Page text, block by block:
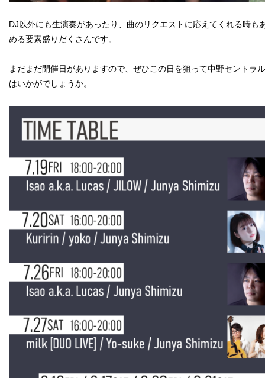
DJ以外にも生演奏があったり、曲のリクエストに応えてくれる時も
める要素盛りだくさんです。
まだまだ開催日がありますので、ぜひこの日を狙って中野セントラ
はいかがでしょうか。